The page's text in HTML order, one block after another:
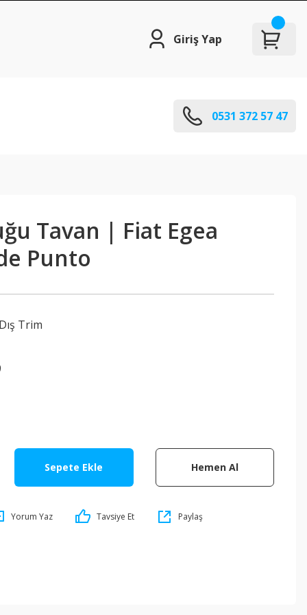
Giriş Yap
0531 372 57 47
Tavan | Fiat Egea
Punto
Dış Trim
Sepete Ekle Hemen Al
Yorum Yaz Tavsiye Et Paylaş